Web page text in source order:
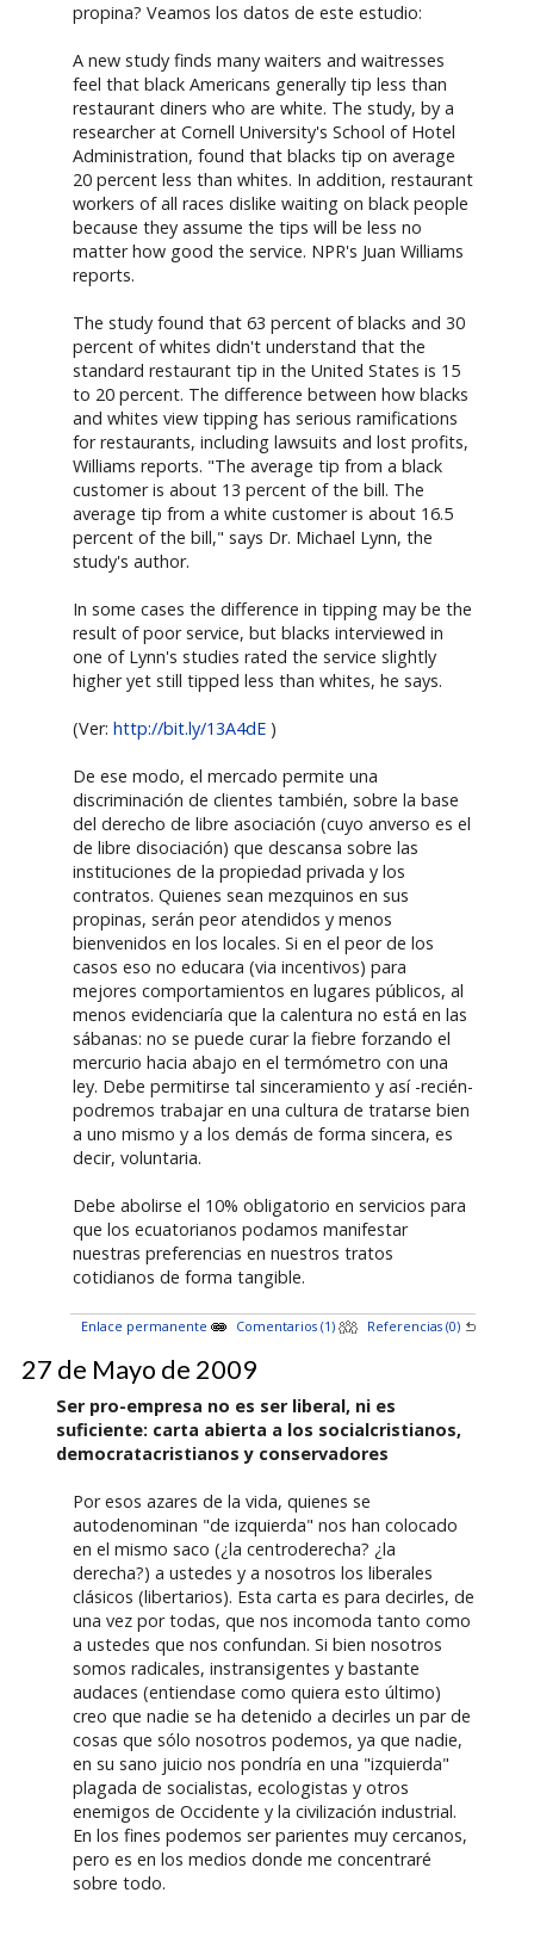
propina? Veamos los datos de este estudio:
A new study finds many waiters and waitresses
feel that black Americans generally tip less than
restaurant diners who are white. The study, by a
researcher at Cornell University's School of Hotel
Administration, found that blacks tip on average
20 percent less than whites. In addition, restaurant
workers of all races dislike waiting on black people
because they assume the tips will be less no
matter how good the service. NPR's Juan Williams
reports.
The study found that 63 percent of blacks and 30
percent of whites didn't understand that the
standard restaurant tip in the United States is 15
to 20 percent. The difference between how blacks
and whites view tipping has serious ramifications
for restaurants, including lawsuits and lost profits,
Williams reports. "The average tip from a black
customer is about 13 percent of the bill. The
average tip from a white customer is about 16.5
percent of the bill," says Dr. Michael Lynn, the
study's author.
In some cases the difference in tipping may be the
result of poor service, but blacks interviewed in
one of Lynn's studies rated the service slightly
higher yet still tipped less than whites, he says.
(Ver:http://bit.ly/13A4dE )
De ese modo, el mercado permite una
discriminación de clientes también, sobre la base
del derecho de libre asociación (cuyo anverso es el
de libre disociación) que descansa sobre las
instituciones de la propiedad privada y los
contratos. Quienes sean mezquinos en sus
propinas, serán peor atendidos y menos
bienvenidos en los locales. Si en el peor de los
casos eso no educara (via incentivos) para
mejores comportamientos en lugares públicos, al
menos evidenciaría que la calentura no está en las
sábanas: no se puede curar la fiebre forzando el
mercurio hacia abajo en el termómetro con una
ley. Debe permitirse tal sinceramiento y así -recién-
podremos trabajar en una cultura de tratarse bien
a uno mismo y a los demás de forma sincera, es
decir, voluntaria.
Debe abolirse el 10% obligatorio en servicios para
que los ecuatorianos podamos manifestar
nuestras preferencias en nuestros tratos
cotidianos de forma tangible.
Enlace permanente Comentarios (1) Referencias (0)
27 de Mayo de 2009
Ser pro-empresa no es ser liberal, ni es
suficiente: carta abierta a los socialcristianos,
democratacristianos y conservadores
Por esos azares de la vida, quienes se
autodenominan "de izquierda" nos han colocado
en el mismo saco (¿la centroderecha? ¿la
derecha?) a ustedes y a nosotros los liberales
clásicos (libertarios). Esta carta es para decirles, de
una vez por todas, que nos incomoda tanto como
a ustedes que nos confundan. Si bien nosotros
somos radicales, instransigentes y bastante
audaces (entiendase como quiera esto último)
creo que nadie se ha detenido a decirles un par de
cosas que sólo nosotros podemos, ya que nadie,
en su sano juicio nos pondría en una "izquierda"
plagada de socialistas, ecologistas y otros
enemigos de Occidente y la civilización industrial.
En los fines podemos ser parientes muy cercanos,
pero es en los medios donde me concentraré
sobre todo.